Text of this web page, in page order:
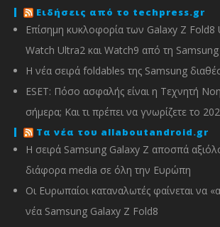
Ειδήσεις από το techpress.gr
Επίσημη κυκλοφορία των Galaxy Z Fold8
Watch Ultra2 και Watch9 από τη Samsung
Η νέα σειρά foldables της Samsung
ESET: Πόσο ασφαλής είναι η Τεχνητή
σήμερα; Και τι πρέπει να γνωρίζετε το
Τα νέα του allaboutandroid.gr
Η σειρά Samsung Galaxy Z αποσπά
διάφορα media σε όλη την Ευρώπη
Οι Ευρωπαίοι καταναλωτές φαίνεται να
νέα Samsung Galaxy Z Fold8